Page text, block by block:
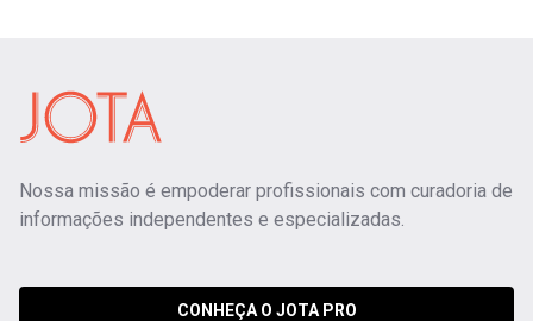
Nossa missão é empoderar profissionais com curadoria de
informações independentes e especializadas.
CONHEÇA O JOTA PRO